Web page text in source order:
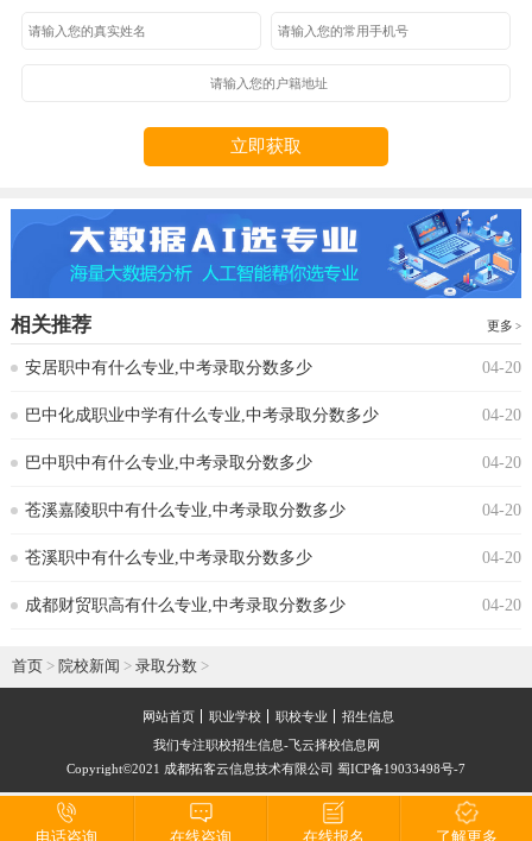
立即获取
相关推荐 更多
安居职中有什么专业,中考录取分数多少 04-20
巴中化成职业中学有什么专业,中考录取分数多少 04-20
巴中职中有什么专业,中考录取分数多少 04-20
苍溪嘉陵职中有什么专业,中考录取分数多少 04-20
苍溪职中有什么专业,中考录取分数多少 04-20
成都财贸职高有什么专业,中考录取分数多少 04-20
首页 > 院校新闻 > 录取分数 >
网站首页 职业学校 职校专业
招生信息
我们专注职校招生信息-飞云择校信息网
Copyright©2021 成都拓客云信息技术有限公司 蜀ICP备19033498号-7
电话咨询 在线咨询 在线报名 了解更多